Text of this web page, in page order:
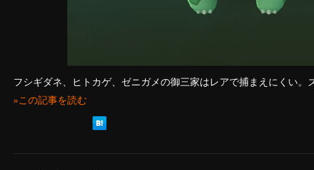
フシギダネ、ヒトカゲ、ゼニガメの御三家はレアで捕まえにくい。
»この記事を読む